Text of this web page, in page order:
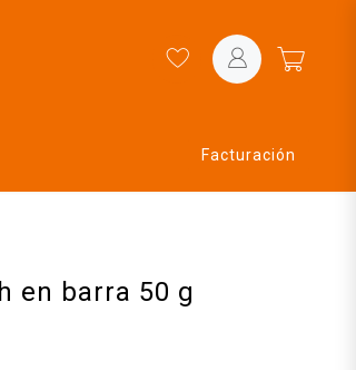
Facturación
en barra 50 g